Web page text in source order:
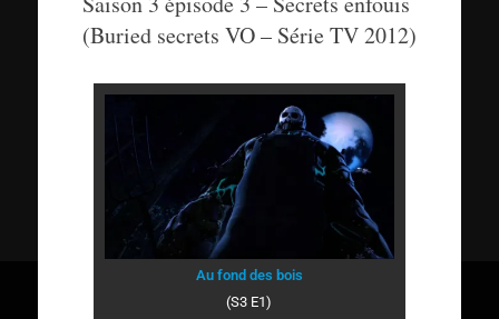
(Buried secrets VO – Série TV 2012)
Au fond des bois
(S3 E1)